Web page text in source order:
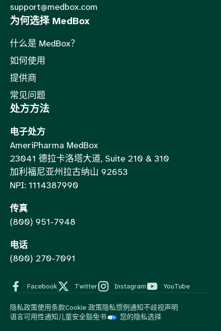
support@medbox.com
为何选择 MedBox
什么是 MedBox？
如何使用
提供商
常见问题
处方方法
电子处方
AmeriPharma MedBox
23041 德拉卡洛塔大道, Suite 210 & 310
加利福尼亚州拉古纳山 92653
NPI: 1114387990
传真
(800) 951-7948
电话
(800) 270-7091
Facebook Twitter Instagram YouTube
隐私政策使用条款Cookie 政策隐私惯例通知不歧视声明
语言可用性通知儿童安全豁免书 您的隐私选择